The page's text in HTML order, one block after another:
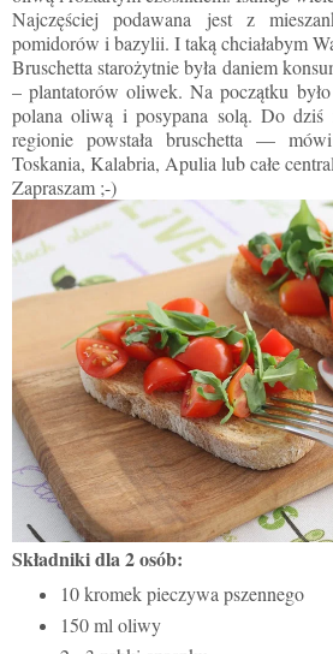
Najczęściej podawana jest z
pomidorów i bazylii. I taką chciałabym
Bruschetta starożytnie była daniem
– plantatorów oliwek. Na początku
polana oliwą i posypana solą. Do
regionie powstała bruschetta —
Toskania, Kalabria, Apulia lub całe
Zapraszam ;-)
Składniki dla 2 osób:
10 kromek pieczywa pszennego
150 ml oliwy